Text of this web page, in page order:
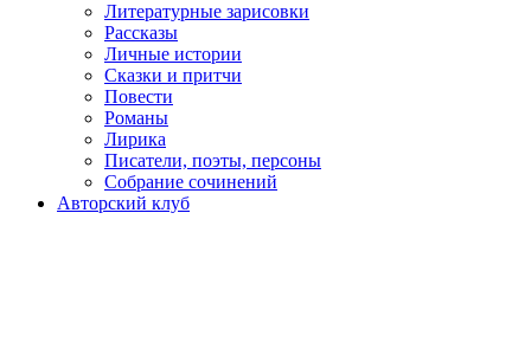
Литературные зарисовки
Рассказы
Личные истории
Сказки и притчи
Повести
Романы
Лирика
Писатели, поэты, персоны
Собрание сочинений
Авторский клуб